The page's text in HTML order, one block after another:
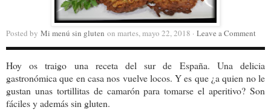
Posted by Mi menú sin gluten on martes, mayo 22, 2018 · Leave a Comment
Hoy os traigo una receta del sur de España. Una delicia
gastronómica que en casa nos vuelve locos. Y es que ¿a quien no le
gustan unas tortillitas de camarón para tomarse el aperitivo? Son
fáciles y además sin gluten.